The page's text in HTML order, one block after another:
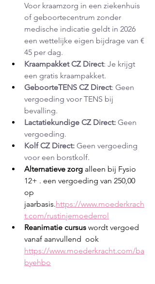
Voor kraamzorg in een ziekenhuis
of geboortecentrum zonder
medische indicatie geldt in 2026
een wettelijke eigen bijdrage van €
45 per dag.
Kraampakket CZ Direct: Je krijgt
een gratis kraampakket.
GeboorteTENS CZ Direct: Geen
vergoeding voor TENS bij
bevalling.
Lactatiekundige CZ Direct: Geen
vergoeding.
Kolf CZ Direct: Geen vergoeding
voor een borstkolf.
Alternatieve zorg alleen bij Fysio
12+ . een vergoeding van 250,00
op
jaarbasis.https://www.moederkrach
t.com/rustinjemoederrol
Reanimatie cursus wordt vergoed
vanaf aanvullend  ook
https://www.moederkracht.com/ba
byehbo